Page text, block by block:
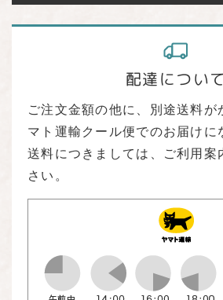
配達について
ご注文金額の他に、別途送料が
マト運輸クール便でのお届けに
送料につきましては、ご利用案
さい。